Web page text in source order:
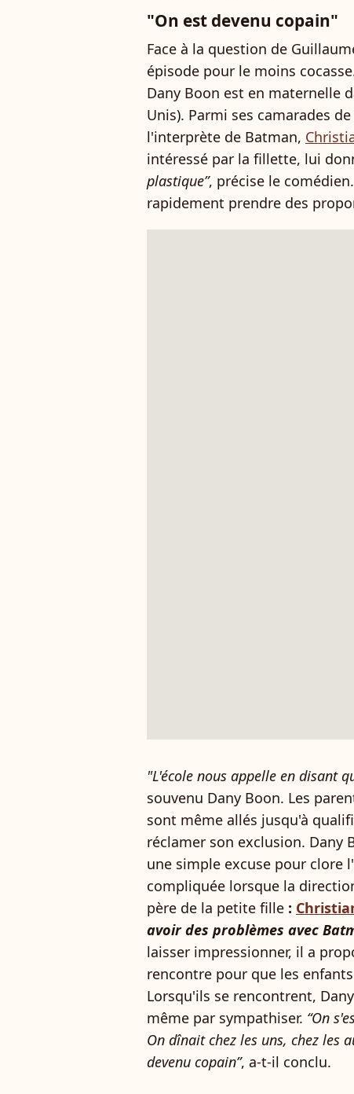
"On est devenu copain"
Face à la question de
épisode pour le moins
Dany Boon est en maternelle
Unis). Parmi ses camarades
l'interprète de Batman,
intéressé par la fillette, lui
plastique”, précise le
rapidement prendre des
"L'école nous appelle en disant
souvenu Dany Boon. Les
sont même allés jusqu'à
réclamer son exclusion. Dany
une simple excuse pour clore
compliquée lorsque la
père de la petite fille :
avoir des problèmes avec
laisser impressionner, il a
rencontre pour que les
Lorsqu'ils se rencontrent,
même par sympathiser. “On
On dînait chez les uns, chez les
devenu copain”, a-t-il conclu.